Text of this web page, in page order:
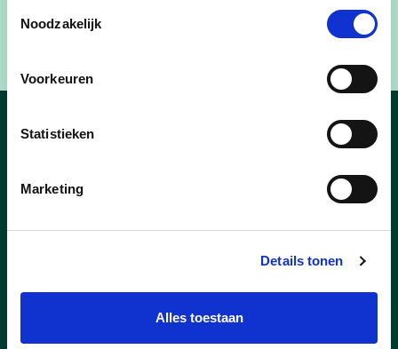
Noodzakelijk
Voorkeuren
Statistieken
Marketing
Details tonen
Alles toestaan
het schepencollege eveneens geïnstalleerd en
gaat de nieuwe bestuursperiode echt van start.
Nieuws